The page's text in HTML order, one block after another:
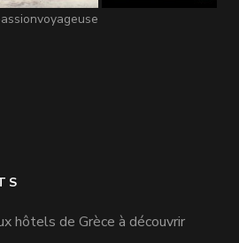
hôtels de Grèce à découvrir